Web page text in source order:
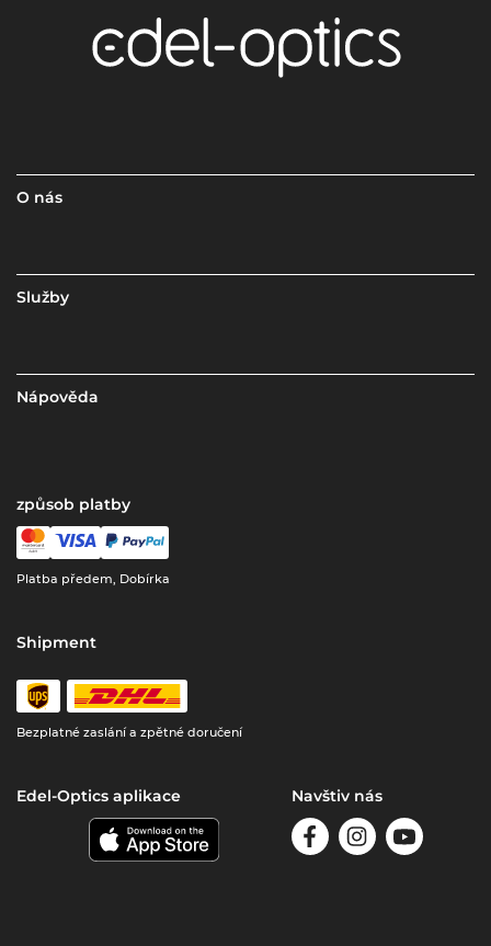
O nás
Služby
Nápověda
způsob platby
Platba předem, Dobírka
Shipment
Bezplatné zaslání a zpětné doručení
Edel-Optics aplikace Navštiv nás